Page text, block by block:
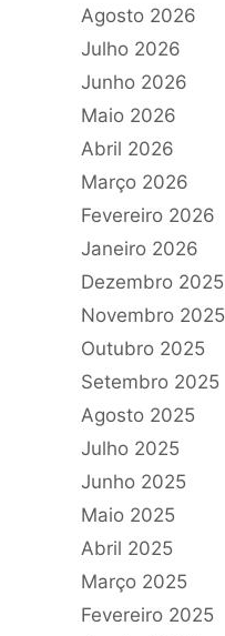
Agosto 2026
Julho 2026
Junho 2026
Maio 2026
Abril 2026
Março 2026
Fevereiro 2026
Janeiro 2026
Dezembro 2025
Novembro 2025
Outubro 2025
Setembro 2025
Agosto 2025
Julho 2025
Junho 2025
Maio 2025
Abril 2025
Março 2025
Fevereiro 2025